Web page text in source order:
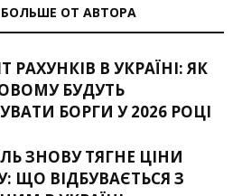
БОЛЬШЕ ОТ АВТОРА
РАХУНКІВ В УКРАЇНІ: ЯК
БУДУТЬ
БОРГИ У 2026 РОЦІ
ЗНОВУ ТЯГНЕ ЦІНИ
ЩО ВІДБУВАЄТЬСЯ З